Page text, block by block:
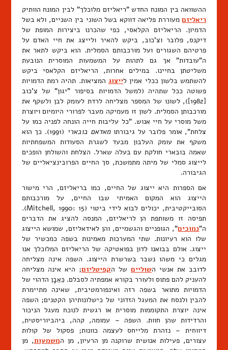
ההשוואה בין המונח החדש "ריאליזם מלוכלך" לבין המונח הוותיק
ריאליזםמעוררת פליאה דווקא בשל השוני בין השניים, ולא בשל
הדמיון. הריאליזם הקלאסי, כפי שהכרנו ביצירות המופת של
דיקנס, פלובר וצ'כוב, ביקש להאיר ולייצג את חיי האדם על
פרטיהם השגורים ועל מורכבותם הסמלית. הוא ביקש לתאר את
ה"עובדות" אך גם לתהות על המשמעות המוסרית הנובעת
משליטתן בחיינו. במילים אחרות, הריאליזם הקלאסי ביקש
להשתמש בלשון ככלי אמין לייצוג המציאות. תהיה רמת הדמויות
פשוטה ככל שתהיה (למשל הדמויות בסיפור "יגון" של צ'כוב
[1982]), לשונו של המספר מצליחה לרדת לעומק לבן ולשקף את
מורכבותן הסמלית. לשון זו מעמיקה מעבר לפרורי היומיום ויוצרת
משל מוסרי על חיי אנוש. "כל עליבות חייה הונחה לפניה כמו על
צלחת", אומר פלובר על גיבורתומאדאם בובארי
(1991). כך הוא
משקף את עומק העלבון מבעד לשגרת הסעודות המשפחתיות
שאמה בובארי חולקת עם בעלה שארל. הצלחת והשולחן הופכים
לייצוג סמלי של מיתה מתמשכת, סך החיים הפרובינציאליים של
הגיבורה.
אם הספרות היא ייצוג של החיים, כמו בריאליזם, הרי מישור
הייצוג הוא המקום האמיתי שבו החיים, על מורכבותם
הסובייקטיבית, יכולים לבוא לידי ביטוי (Mitchell, 1990: 15).
תפיסה זו משותפת הן לריאליזם, המנסה להציג את הדברים
ה"נמוכים", הגופניים והגשמיים, והן לאידאליזם, שמושא הייצוג
שלו הוא רעיונות. שתי המערכות מאמינות בשפה כמכשיר של
ייצוג. אולם בבואנו לדון בפואטיקה של הריאליזם המלוכלך אנו
מגלים כי משהו נשבר בשרשרת הייצוג. השפה אינה מצליחה
לדובב את אנשי השולייםשל הקפיטליזם; היא אינה מצליחה
להעניק להם פתוס ולעורר בקורא אמפתיה לסבלם. כֵּאֵבָן הדהוי של
הדמויות מתואר בשפה רזה ואינפורמטיבית, שאינה מתיימרת
להבין ולנסח את המעגל הזדוני של כישלונותיהן הקטנים; השפה
אינה יוצרת התקוממות מוסרית או רגשית לנוכח מעגל הניכור
והרדידות שהן חוות. השפה – עמומה, קהה, ביהביוריסטית,
דיווחית – נזהרת מלייחס לעצמה כוונות; פסקול של קולות
עצורים, פעילות אנושית שרוקנה מן הרעיון, מן המשמעות, מן